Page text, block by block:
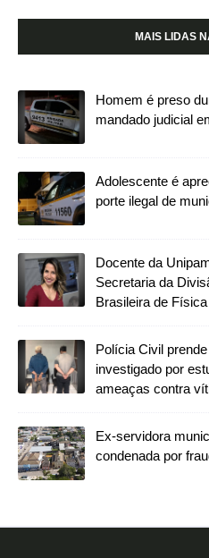
MAIS LIDAS
Homem é preso
mandado judicial
Adolescente é
porte ilegal de
Docente da
Secretaria da
Brasileira de
Polícia Civil
investigado por
ameaças contra
Ex-servidora
condenada por